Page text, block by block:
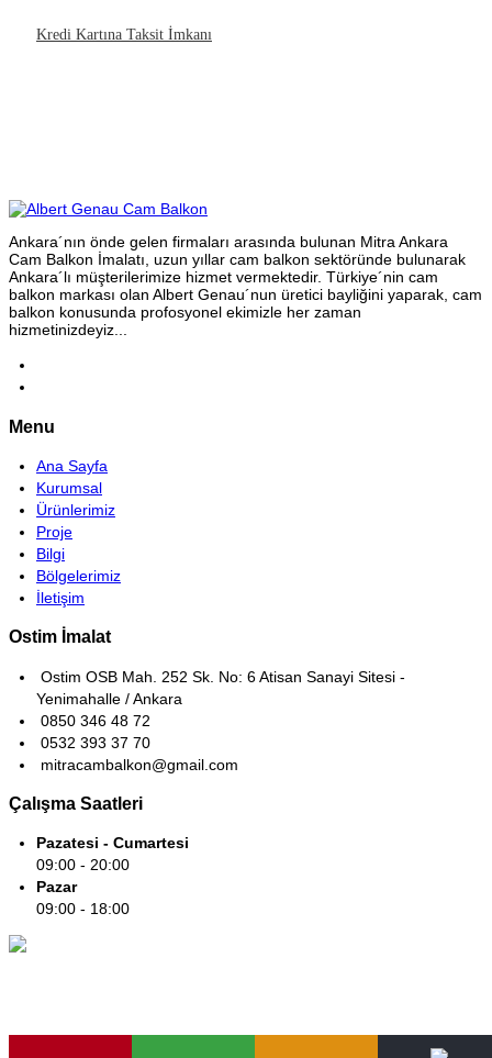
Kredi Kartına Taksit İmkanı
Satış Sonrası Destek
Ankara´nın önde gelen firmaları arasında bulunan Mitra Ankara
Cam Balkon İmalatı, uzun yıllar cam balkon sektöründe bulunarak
Ankara´lı müşterilerimize hizmet vermektedir. Türkiye´nin cam
balkon markası olan Albert Genau´nun üretici bayliğini yaparak, cam
balkon konusunda profosyonel ekimizle her zaman
hizmetinizdeyiz...
Menu
Ana Sayfa
Kurumsal
Ürünlerimiz
Proje
Bilgi
Bölgelerimiz
İletişim
Ostim İmalat
Ostim OSB Mah. 252 Sk. No: 6 Atisan Sanayi Sitesi -
Yenimahalle / Ankara
0850 346 48 72
0532 393 37 70
mitracambalkon@gmail.com
Çalışma Saatleri
Pazatesi - Cumartesi
09:00 - 20:00
Pazar
09:00 - 18:00